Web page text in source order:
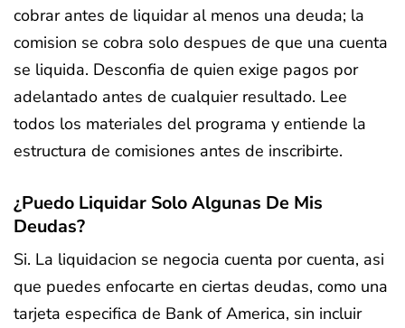
cobrar antes de liquidar al menos una deuda; la
comision se cobra solo despues de que una cuenta
se liquida. Desconfia de quien exige pagos por
adelantado antes de cualquier resultado. Lee
todos los materiales del programa y entiende la
estructura de comisiones antes de inscribirte.
¿Puedo Liquidar Solo Algunas De Mis
Deudas?
Si. La liquidacion se negocia cuenta por cuenta, asi
que puedes enfocarte en ciertas deudas, como una
tarjeta especifica de Bank of America, sin incluir